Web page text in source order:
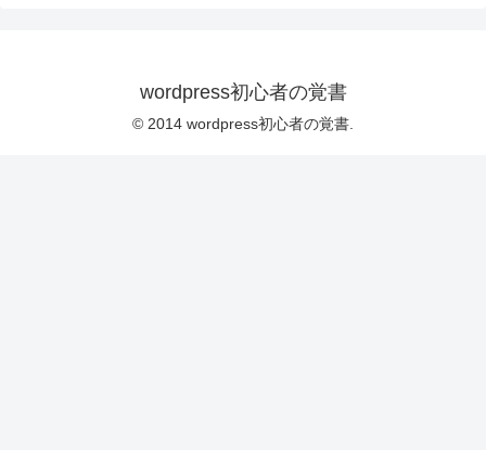
wordpress初心者の覚書
© 2014 wordpress初心者の覚書.